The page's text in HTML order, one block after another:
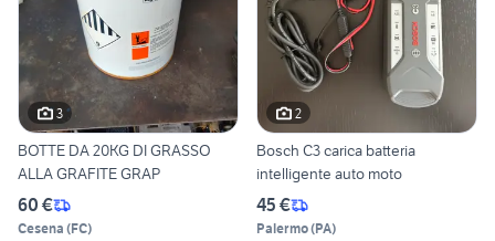
3
BOTTE DA 20KG DI GRASSO
ALLA GRAFITE GRAP
60 €
Cesena (FC)
2
Bosch C3 carica batteria
intelligente auto moto
45 €
Palermo(PA)